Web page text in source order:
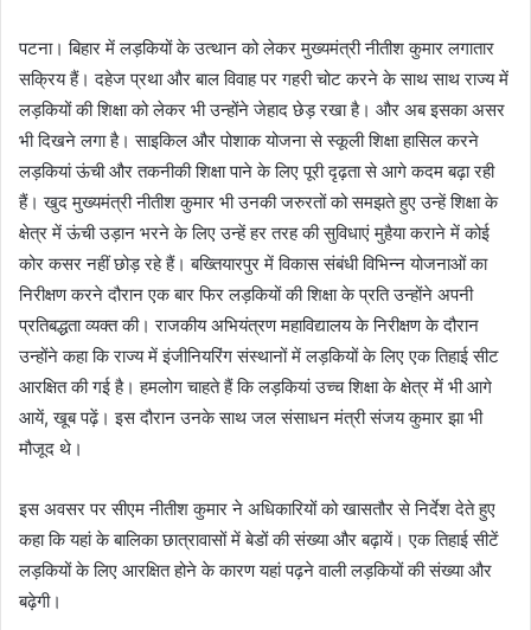
पटना। बिहार में लड़कियों के उत्थान को लेकर मुख्यमंत्री नीतीश कुमार लगातार
सक्रिय हैं। दहेज प्रथा और बाल विवाह पर गहरी चोट करने के साथ साथ राज्य में
लड़कियों की शिक्षा को लेकर भी उन्होंने जेहाद छेड़ रखा है। और अब इसका असर
भी दिखने लगा है। साइकिल और पोशाक योजना से स्कूली शिक्षा हासिल करने
लड़कियां ऊंची और तकनीकी शिक्षा पाने के लिए पूरी दृढ़ता से आगे कदम बढ़ा रही
हैं। खुद मुख्यमंत्री नीतीश कुमार भी उनकी जरुरतों को समझते हुए उन्हें शिक्षा के
क्षेत्र में ऊंची उड़ान भरने के लिए उन्हें हर तरह की सुविधाएं मुहैया कराने में कोई
कोर कसर नहीं छोड़ रहे हैं। बख्तियारपुर में विकास संबंधी विभिन्न योजनाओं का
निरीक्षण करने दौरान एक बार फिर लड़कियों की शिक्षा के प्रति उन्होंने अपनी
प्रतिबद्धता व्यक्त की। राजकीय अभियंत्रण महाविद्यालय के निरीक्षण के दौरान
उन्होंने कहा कि राज्य में इंजीनियरिंग संस्थानों में लड़कियों के लिए एक तिहाई सीट
आरक्षित की गई है। हमलोग चाहते हैं कि लड़कियां उच्च शिक्षा के क्षेत्र में भी आगे
आयें, खूब पढ़ें। इस दौरान उनके साथ जल संसाधन मंत्री संजय कुमार झा भी
मौजूद थे।
इस अवसर पर सीएम नीतीश कुमार ने अधिकारियों को खासतौर से निर्देश देते हुए
कहा कि यहां के बालिका छात्रावासों में बेडों की संख्या और बढ़ायें। एक तिहाई सीटें
लड़कियों के लिए आरक्षित होने के कारण यहां पढ़ने वाली लड़कियों की संख्या और
बढ़ेगी।